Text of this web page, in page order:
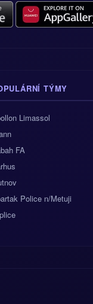
TÝMY
Limassol
FA
Police n/Metuji